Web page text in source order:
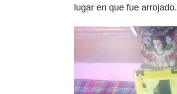
lugar en que fue arrojado.